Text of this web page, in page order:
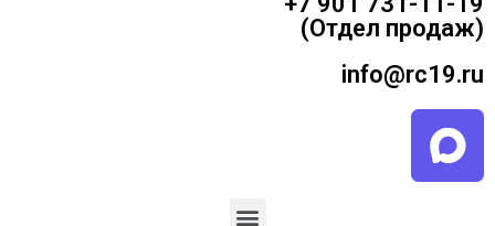
(Отдел продаж)
info@rc19.ru